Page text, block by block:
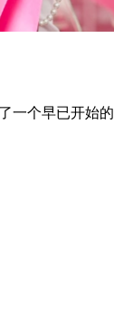
一个早已开